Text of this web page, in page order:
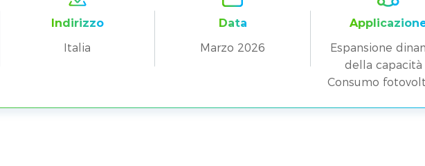
Indirizzo
Italia
Data
Marzo 2026
Espansione
della capacità
Consumo